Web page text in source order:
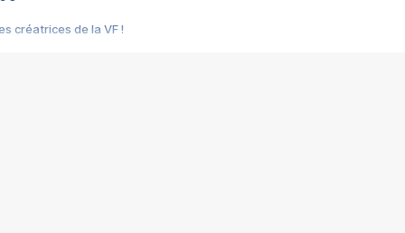
créatrices de la VF !